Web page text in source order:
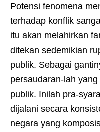
Potensi fenomena
terhadap konflik
itu akan melahirkan
ditekan sedemikian
publik. Sebagai
persaudaran-lah
publik. Inilah pra-
dijalani secara
negara yang